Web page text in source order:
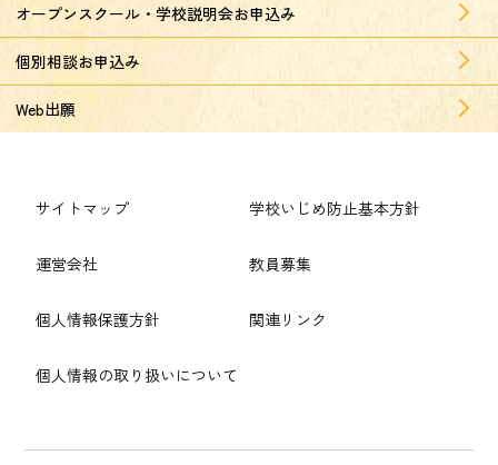
オープンスクール・学校説明会お申込み
個別相談お申込み
Web出願
サイトマップ
運営会社
個人情報保護方針
個人情報の取り扱いについて
学校いじめ防止基本方針
教員募集
関連リンク